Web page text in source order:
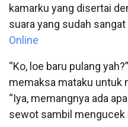
kamarku yang disertai
suara yang sudah sangat
Online
“Ko, loe baru pulang
memaksa mataku untuk
“Iya, memangnya ada
sewot sambil mengucek